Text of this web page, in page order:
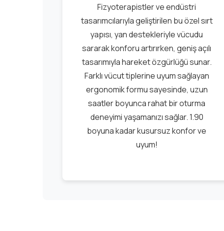
Fizyoterapistler ve endüstri
tasarımcılarıyla geliştirilen bu özel sırt
yapısı, yan destekleriyle vücudu
sararak konforu artırırken, geniş açılı
tasarımıyla hareket özgürlüğü sunar.
Farklı vücut tiplerine uyum sağlayan
ergonomik formu sayesinde, uzun
saatler boyunca rahat bir oturma
deneyimi yaşamanızı sağlar. 1.90
boyuna kadar kusursuz konfor ve
uyum!